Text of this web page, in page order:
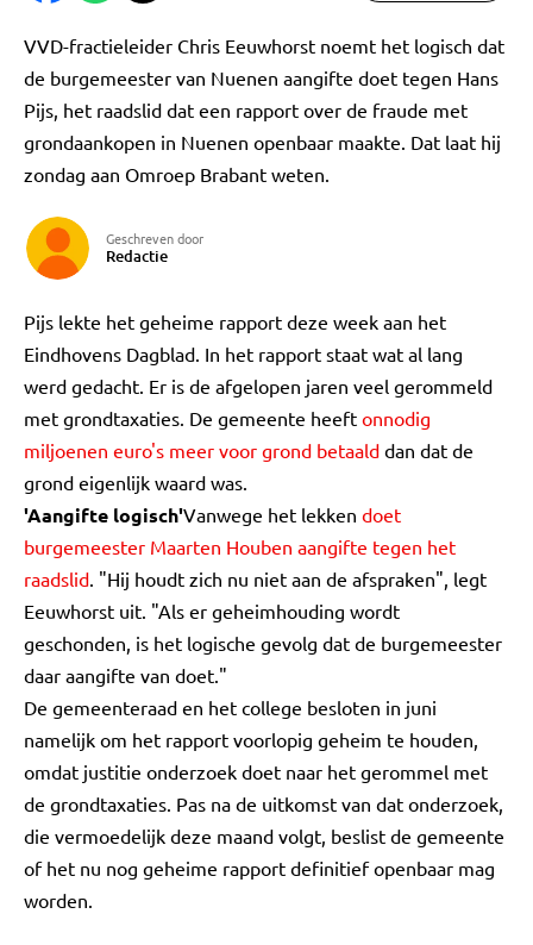
VVD-fractieleider Chris Eeuwhorst noemt het logisch dat
de burgemeester van Nuenen aangifte doet tegen Hans
Pijs, het raadslid dat een rapport over de fraude met
grondaankopen in Nuenen openbaar maakte. Dat laat hij
zondag aan Omroep Brabant weten.
Geschreven door
Redactie
Pijs lekte het geheime rapport deze week aan het
Eindhovens Dagblad. In het rapport staat wat al lang
werd gedacht. Er is de afgelopen jaren veel gerommeld
met grondtaxaties. De gemeente heeft onnodig
miljoenen euro's meer voor grond betaald dan dat de
grond eigenlijk waard was.
'Aangifte logisch'Vanwege het lekken doet
burgemeester Maarten Houben aangifte tegen het
raadslid. "Hij houdt zich nu niet aan de afspraken", legt
Eeuwhorst uit. "Als er geheimhouding wordt
geschonden, is het logische gevolg dat de burgemeester
daar aangifte van doet."
De gemeenteraad en het college besloten in juni
namelijk om het rapport voorlopig geheim te houden,
omdat justitie onderzoek doet naar het gerommel met
de grondtaxaties. Pas na de uitkomst van dat onderzoek,
die vermoedelijk deze maand volgt, beslist de gemeente
of het nu nog geheime rapport definitief openbaar mag
worden.